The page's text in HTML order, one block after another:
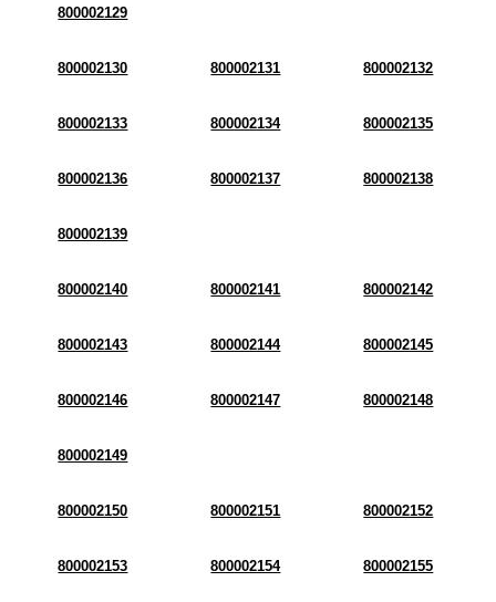
800002129
800002130 800002131 800002132
800002133 800002134 800002135
800002136 800002137 800002138
800002139
800002140 800002141 800002142
800002143 800002144 800002145
800002146 800002147 800002148
800002149
800002150 800002151 800002152
800002153 800002154 800002155